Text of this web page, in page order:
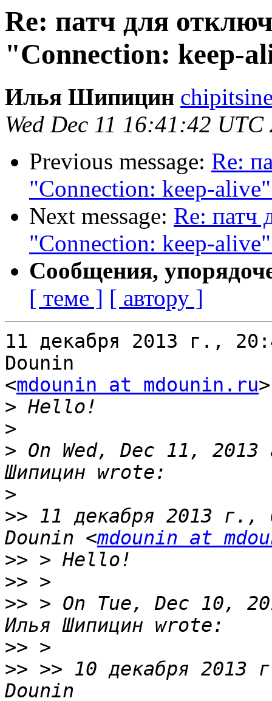
Re: патч для
"Connection: keep-
Илья Шипицин
Wed Dec 11 16:41:42 UTC
Previous message: Re:
"Connection: keep-
Next message: Re: патч
"Connection: keep-
Сообщения,
[ теме ] [ автору ]
11 декабря 2013 г.,
Dounin
<mdounin at mdounin.ru
>
>
> On Wed, Dec 11,
>
>> 11 декабря 2013 г.,
Dounin <mdounin at
>>
>>
>> > On Tue, Dec 10,
>>
>> >> 10 декабря 2013